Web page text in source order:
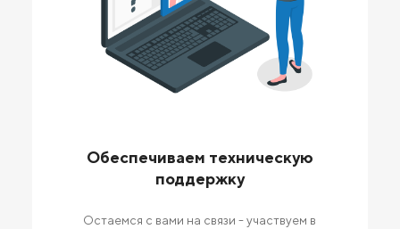
Обеспечиваем техническую
поддержку
Остаемся с вами на связи - участвуем в